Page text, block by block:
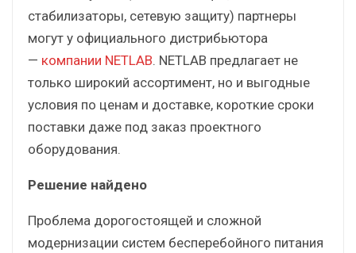
стабилизаторы, сетевую защиту) партнеры
могут у официального дистрибьютора
— компании NETLAB. NETLAB предлагает не
только широкий ассортимент, но и выгодные
условия по ценам и доставке, короткие сроки
поставки даже под заказ проектного
оборудования.
Решение найдено
Проблема дорогостоящей и сложной
модернизации систем бесперебойного питания